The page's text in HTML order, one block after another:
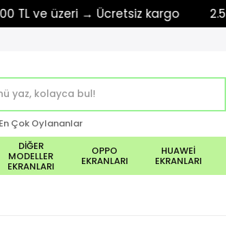
ve üzeri → Ücretsiz kargo 2.500
En Çok Oylananlar
DİĞER
MODELLER
EKRANLARI
OPPO
EKRANLARI
HUAWEİ
EKRANLARI